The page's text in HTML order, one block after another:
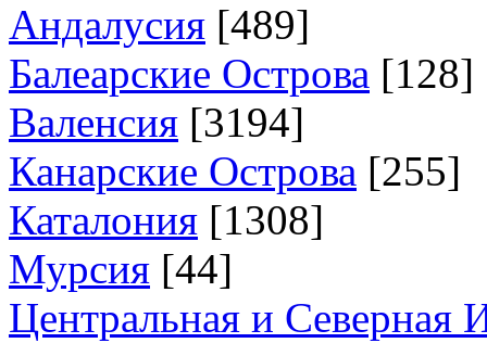
Андалусия [489]
Балеарские Острова [128]
Валенсия [3194]
Канарские Острова [255]
Каталония [1308]
Мурсия [44]
Центральная и Северная